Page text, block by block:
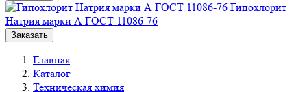
Гипохлорит
Натрия марки А ГОСТ 11086-76
Заказать
Главная
Каталог
Техническая химия